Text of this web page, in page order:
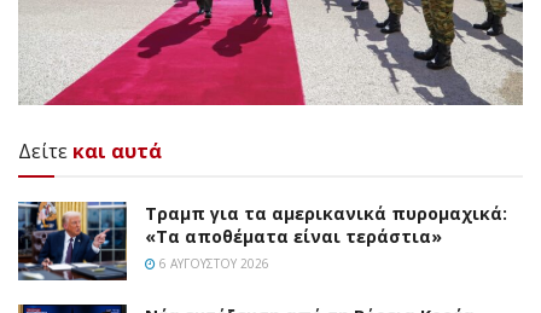
Δείτε και αυτά
Τραμπ για τα αμερικανικά πυρομαχικά:
«Τα αποθέματα είναι τεράστια»
6 ΑΥΓΟΎΣΤΟΥ 2026